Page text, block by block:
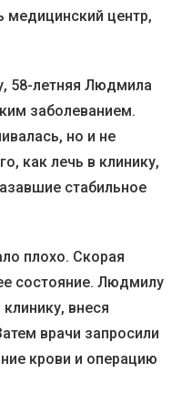
медицинский центр,
58-летняя Людмила
заболеванием.
но и не
как лечь в клинику,
стабильное
плохо. Скорая
состояние. Людмилу
внеся
врачи запросили
крови и операцию